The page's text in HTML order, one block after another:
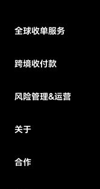
全球收单服务
跨境收付款
风险管理&运营
关于
合作